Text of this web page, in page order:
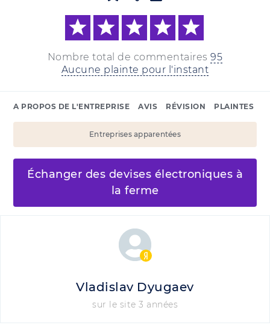
Nombre total de commentaires 95
Aucune plainte pour l'instant
A PROPOS DE L'ENTREPRISE AVIS RÉVISION PLAINTES
Entreprises apparentées
Échanger des devises électroniques à
la ferme
Vladislav Dyugaev
sur le site 3 années